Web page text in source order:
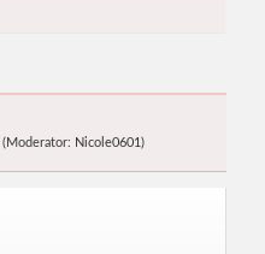
(Moderator: Nicole0601)